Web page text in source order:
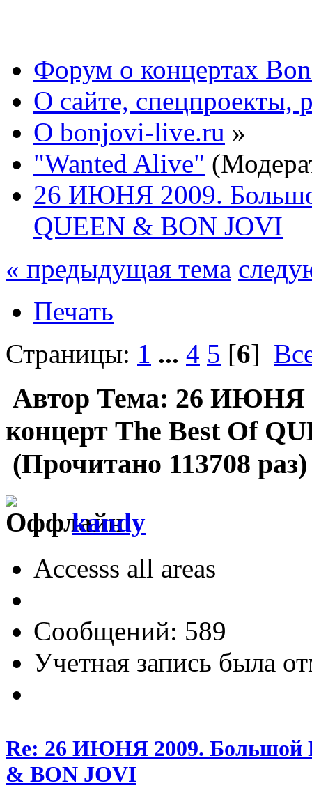
Форум о концертах
О сайте, спецпроекты,
О bonjovi-live.ru »
"Wanted Alive"
26 ИЮНЯ 2009.
QUEEN & BON JOVI
« предыдущая тема
Печать
Страницы: 1 ... 4 5 [6]
Автор Тема: 26 ИЮНЯ
концерт The Best Of
(Прочитано 113708 раз)
kandy
Accesss all areas
Сообщений: 589
Учетная запись была
Re: 26 ИЮНЯ 2009. Большой
& BON JOVI